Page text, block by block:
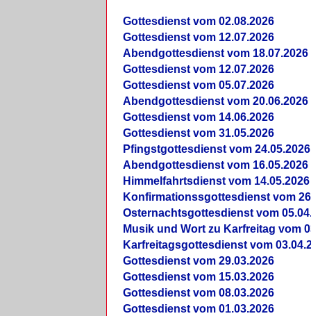
Gottesdienst vom 02.08.2026
Gottesdienst vom 12.07.2026
Abendgottesdienst vom 18.07.2026
Gottesdienst vom 12.07.2026
Gottesdienst vom 05.07.2026
Abendgottesdienst vom 20.06.2026
Gottesdienst vom 14.06.2026
Gottesdienst vom 31.05.2026
Pfingstgottesdienst vom 24.05.2026
Abendgottesdienst vom 16.05.2026
Himmelfahrtsdienst vom 14.05.2026
Konfirmationssgottesdienst vom
Osternachtsgottesdienst vom
Musik und Wort zu Karfreitag vom
Karfreitagsgottesdienst vom
Gottesdienst vom 29.03.2026
Gottesdienst vom 15.03.2026
Gottesdienst vom 08.03.2026
Gottesdienst vom 01.03.2026